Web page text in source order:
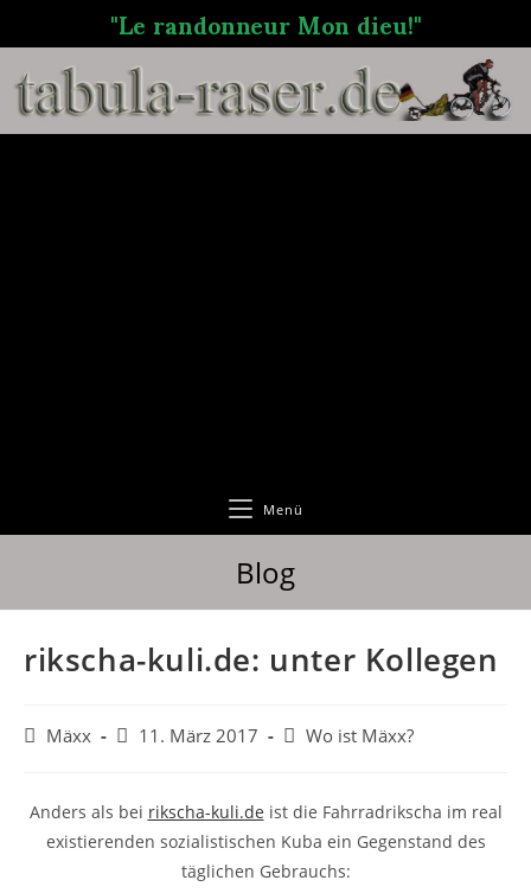
"Le randonneur Mon dieu!"
Menü
Blog
rikscha-kuli.de: unter Kollegen
Mäxx 11. März 2017 Wo ist Mäxx?
Anders als bei rikscha-kuli.de ist die Fahrradrikscha im real
existierenden sozialistischen Kuba ein Gegenstand des
täglichen Gebrauchs: